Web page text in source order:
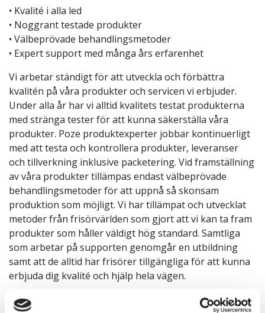
• Kvalité i alla led
• Noggrant testade produkter
• Välbeprövade behandlingsmetoder
• Expert support med många års erfarenhet
Vi arbetar ständigt för att utveckla och förbättra
kvalitén på våra produkter och servicen vi erbjuder.
Under alla år har vi alltid kvalitets testat produkterna
med stränga tester för att kunna säkerställa våra
produkter. Poze produktexperter jobbar kontinuerligt
med att testa och kontrollera produkter, leveranser
och tillverkning inklusive packetering. Vid framställning
av våra produkter tillämpas endast välbeprövade
behandlingsmetoder för att uppnå så skonsam
produktion som möjligt. Vi har tillämpat och utvecklat
metoder från frisörvärlden som gjort att vi kan ta fram
produkter som håller väldigt hög standard. Samtliga
som arbetar på supporten genomgår en utbildning
samt att de alltid har frisörer tillgängliga för att kunna
erbjuda dig kvalité och hjälp hela vägen.